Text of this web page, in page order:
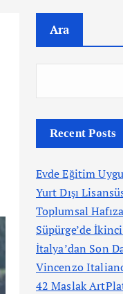
Ara
Recent Posts
Evde Eğitim
Yurt Dışı
Toplumsal
Süpürge’de
İtalya’dan Son
Vincenzo
42 Maslak